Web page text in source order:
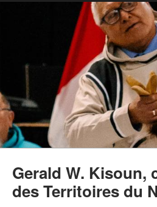
Gerald W. Kisoun,
des Territoires du